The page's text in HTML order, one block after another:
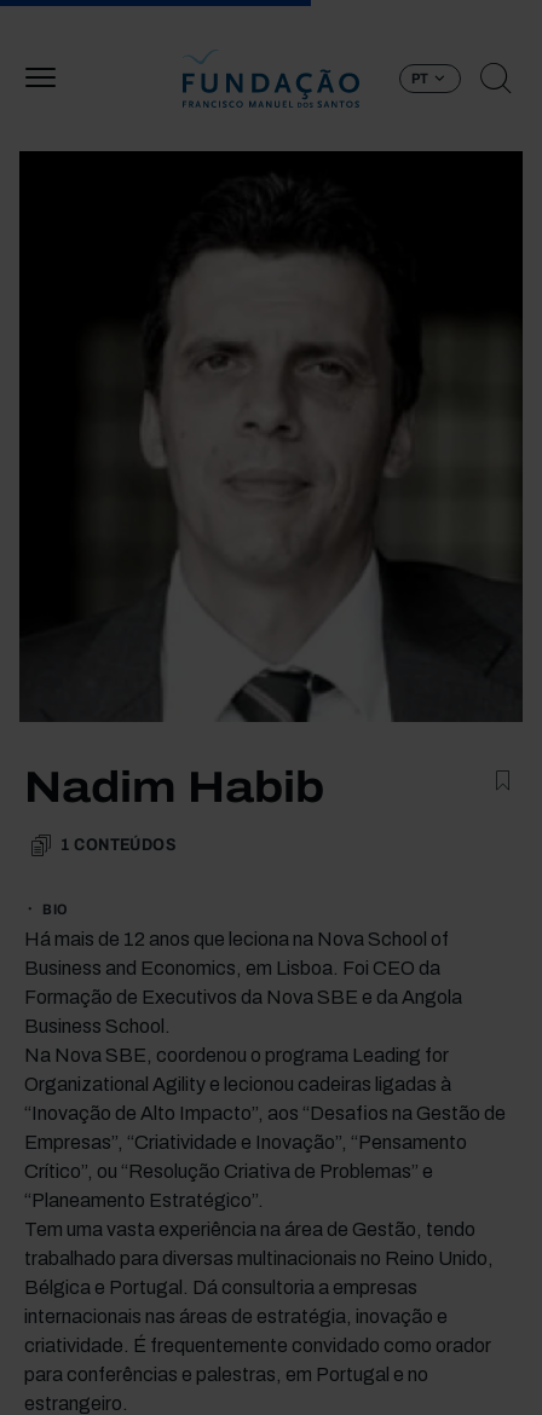
PT
Nadim Habib
1 CONTEÚDOS
BIO
Há mais de 12 anos que leciona na Nova School of
Business and Economics, em Lisboa. Foi CEO da
Formação de Executivos da Nova SBE e da Angola
Business School.
Na Nova SBE, coordenou o programa Leading for
Organizational Agility e lecionou cadeiras ligadas à
“Inovação de Alto Impacto”, aos “Desafios na Gestão de
Empresas”, “Criatividade e Inovação”, “Pensamento
Crítico”, ou “Resolução Criativa de Problemas” e
“Planeamento Estratégico”.
Tem uma vasta experiência na área de Gestão, tendo
trabalhado para diversas multinacionais no Reino Unido,
Bélgica e Portugal. Dá consultoria a empresas
internacionais nas áreas de estratégia, inovação e
criatividade. É frequentemente convidado como orador
para conferências e palestras, em Portugal e no
estrangeiro.